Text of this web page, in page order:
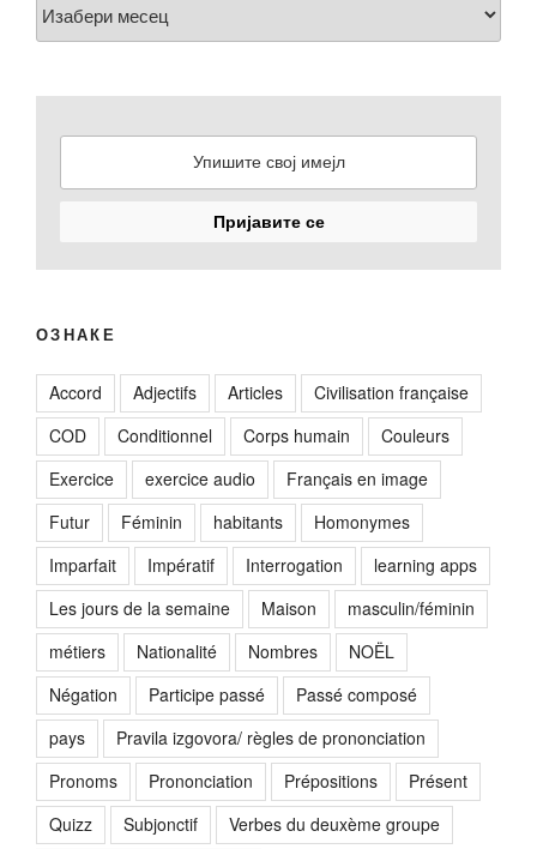
ОЗНАКЕ
Accord Adjectifs Articles
Civilisation française
COD
Conditionnel Corps humain
Couleurs
Exercice
exercice audio
Français en image
Futur
Féminin habitants
Homonymes
Imparfait
Impératif Interrogation
learning apps
Les jours de la semaine
Maison
masculin/féminin
métiers
Nationalité Nombres
NOËL
Négation
Participe passé
Passé composé
pays
Pravila izgovora/ règles de prononciation
Pronoms
Prononciation Prépositions
Présent
Quizz
Subjonctif
Verbes du deuxème groupe